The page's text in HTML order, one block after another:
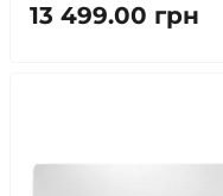
13 499.00 грн